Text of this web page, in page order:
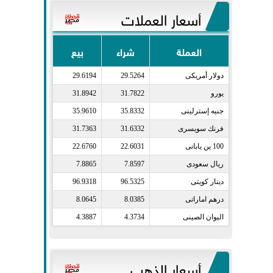
أسعار العملات
العملة شراء بيع
دولار أمريكى​ 29.5264
29.6194
يورو​ 31.7822
31.8942
جنيه إسترلينى​ 35.8332
35.9610
فرنك سويسرى​ 31.6332
31.7363
100 ين يابانى​ 22.6031
22.6760
ريال سعودى​ 7.8597
7.8865
دينار كويتى​ 96.5325
96.9318
درهم اماراتى​ 8.0385
8.0645
اليوان الصينى​ 4.3734
4.3887
أسعار الذهب